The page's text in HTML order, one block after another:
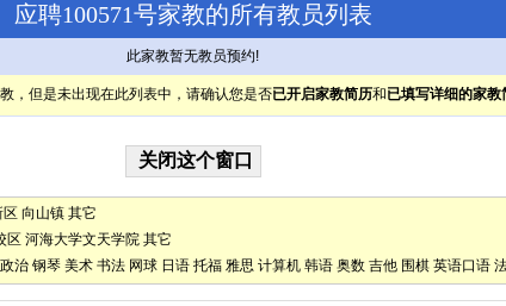
应聘100571号家教的所有教员列表
此家教暂无教员预约!
，但是未出现在此列表中，请确认您是否已开启家教简历和已填写详细的家教
区 向山镇 其它
区 河海大学文天学院 其它
政治 钢琴 美术 书法 网球 日语 托福 雅思 计算机 韩语 奥数 吉他 围棋 英语口语